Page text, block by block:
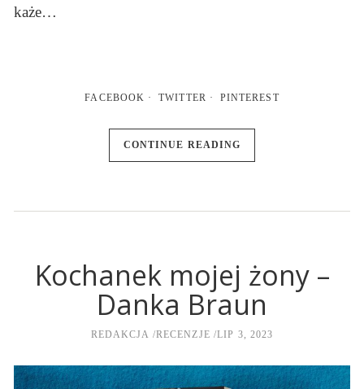
każe…
FACEBOOK TWITTER PINTEREST
CONTINUE READING
Kochanek mojej żony –
Danka Braun
REDAKCJA RECENZJE LIP 3, 2023